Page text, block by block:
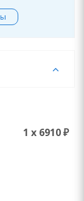
1 x 6910 ₽